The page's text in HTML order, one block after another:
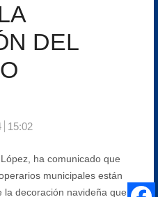
DEL
15:02
ha comunicado que
municipales están
decoración navideña que